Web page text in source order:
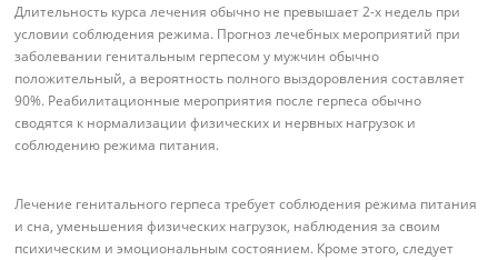
Длительность курса лечения обычно не превышает 2-х недель при
условии соблюдения режима. Прогноз лечебных мероприятий при
заболевании генитальным герпесом у мужчин обычно
положительный, а вероятность полного выздоровления составляет
90%. Реабилитационные мероприятия после герпеса обычно
сводятся к нормализации физических и нервных нагрузок и
соблюдению режима питания.
Лечение генитального герпеса требует соблюдения режима питания
и сна, уменьшения физических нагрузок, наблюдения за своим
психическим и эмоциональным состоянием. Кроме этого, следует